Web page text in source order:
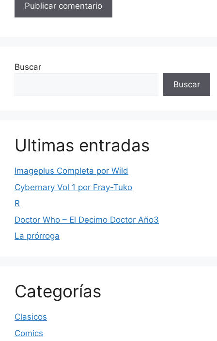
Buscar
Buscar
Ultimas entradas
Imageplus Completa por Wild
Cybernary Vol 1 por Fray-Tuko
R
Doctor Who – El Decimo Doctor Año3
La prórroga
Categorías
Clasicos
Comics